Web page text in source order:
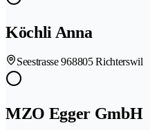
Köchli Anna
Seestrasse 968805 Richterswil
MZO Egger GmbH